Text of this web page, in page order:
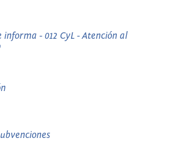
informa - 012 CyL - Atención al